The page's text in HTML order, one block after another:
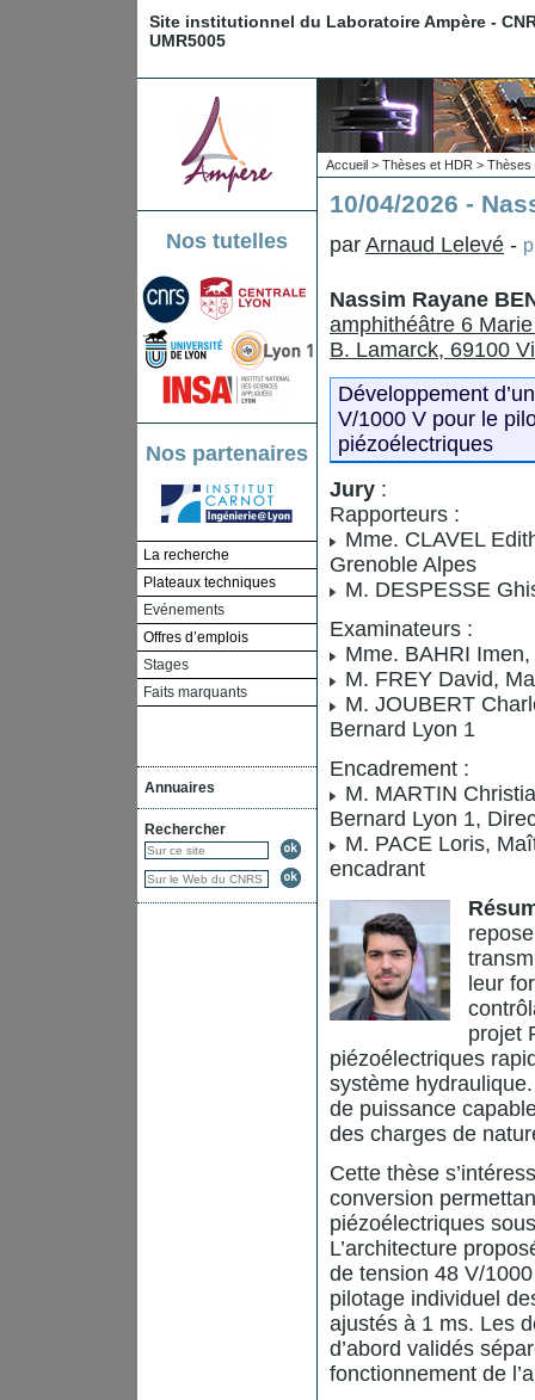
Site institutionnel du Laboratoire Ampère -
UMR5005
Nos tutelles
Nos partenaires
La recherche
Plateaux techniques
Evénements
Offres d’emplois
Stages
Faits marquants
Annuaires
Rechercher
Accueil > Thèses et HDR > Thèses
10/04/2026 -
par Arnaud Lelevé -
Nassim Rayane
amphithéâtre 6
B. Lamarck, 69100
Développement
V/1000 V pour le
piézoélectriques
Jury :
Rapporteurs :
Mme. CLAVEL
Grenoble Alpes
M. DESPESSE
Examinateurs :
Mme. BAHRI
M. FREY David,
M. JOUBERT
Bernard Lyon 1
Encadrement :
M. MARTIN
Bernard Lyon 1,
M. PACE Loris,
encadrant
leur
projet
piézoélectriques
système
de puissance
des charges de
Cette thèse
conversion
piézoélectriques
L’architecture
de tension 48 V/
pilotage individuel
ajustés à 1 ms. Les
d’abord validés
fonctionnement de